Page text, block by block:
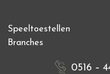
Speeltoestellen
Branches
0516 –